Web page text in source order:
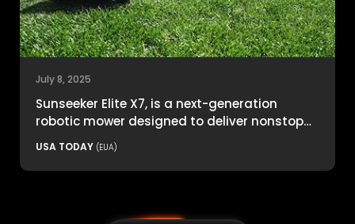
July 8, 2025
Sunseeker Elite X7, is a next-generation
robotic mower designed to deliver nonstop
productivity with unmatched cutting
USA TODAY (EUA)